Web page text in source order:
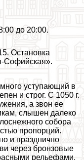
до 20:00.
Остановка
Софийская».
уступающий в
и строг. С 1050 г.
а звон ее
слышен далеко
собора
пропорций.
и празднично
через бронзовые
рельефами,